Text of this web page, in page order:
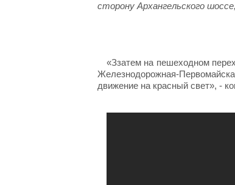
сторону Архангельского
«Ззатем на пешеходном
Железнодорожная-
движение на красный свет», -